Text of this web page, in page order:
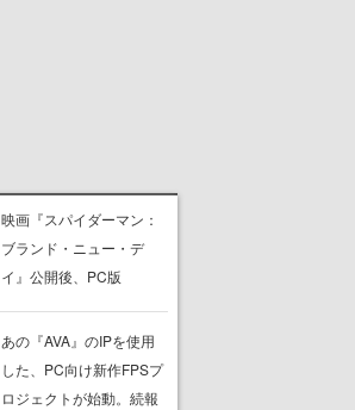
映画『スパイダーマン：
ブランド・ニュー・デ
イ』公開後、PC版
シリーズの同接数が増
加。1週間で「3703人→1
万7606人」に上昇
あの『AVA』のIPを使用
した、PC向け新作FPSプ
ロジェクトが始動。続報